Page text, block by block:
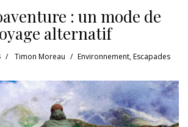
: un mode de
alternatif
Timon Moreau Environnement,Escapades